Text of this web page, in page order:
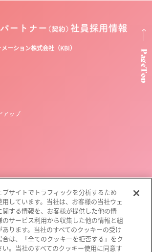
ーション株式会社（KBI）
アップ
ブサイトでトラフィックを分析するため
しています。当社は、お客様の当社ウェ
関する情報を、お客様が提供した他の情
サービス利用から収集した他の情報と組
ります。当社のすべてのクッキーの受け
合は、「全てのクッキーを拒否する」をク
い。当社のすべてのクッキー使用に同意す